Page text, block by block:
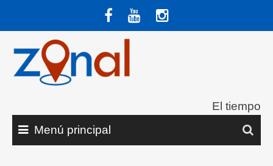
contenido
El tiempo
Menú principal